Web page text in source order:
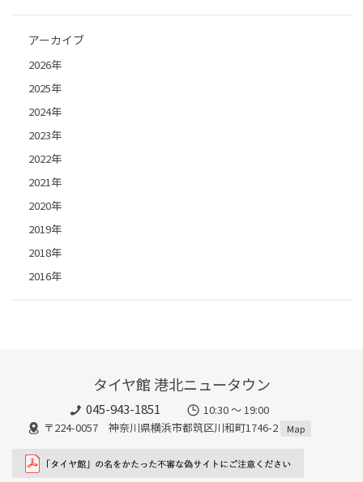
アーカイブ
2026年
2025年
2024年
2023年
2022年
2021年
2020年
2019年
2018年
2016年
タイヤ館 港北ニュータウン
045-943-1851
10:30 ～ 19:00
〒224-0057 神奈川県横浜市都筑区川和町1746-2
Map